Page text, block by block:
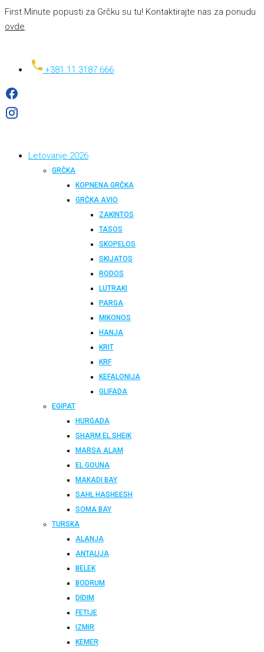
First Minute popusti za Grčku su tu! Kontaktirajte nas za ponudu
ovde.
+381 11 3187 666
Letovanje 2026
GRČKA
KOPNENA GRČKA
GRČKA AVIO
ZAKINTOS
TASOS
SKOPELOS
SKIJATOS
RODOS
LUTRAKI
PARGA
MIKONOS
HANJA
KRIT
KRF
KEFALONIJA
GLIFADA
EGIPAT
HURGADA
SHARM EL SHEIK
MARSA ALAM
EL GOUNA
MAKADI BAY
SAHL HASHEESH
SOMA BAY
TURSKA
ALANJA
ANTALIJA
BELEK
BODRUM
DIDIM
FETIJE
IZMIR
KEMER